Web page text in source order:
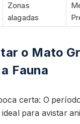
Zonas
alagadas
o Mato
Fauna
certa: O
para avistar